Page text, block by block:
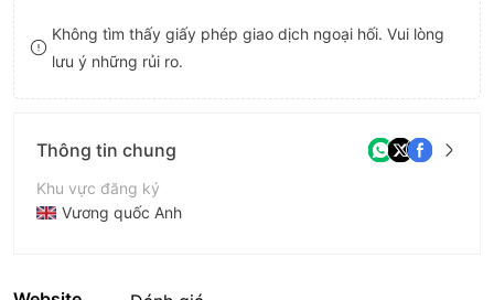
8
9
Không tìm thấy giấy phép giao dịch ngoại hối. Vui lòng
lưu ý những rủi ro.
Thông tin chung
Khu vực đăng ký
Vương quốc Anh